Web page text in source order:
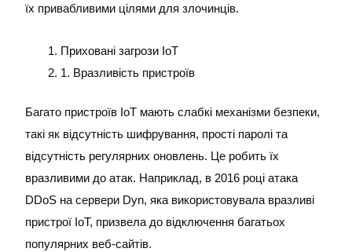
їх привабливими цілями для злочинців.
Приховані загрози IoT
1. Вразливість пристроїв
Багато пристроїв IoT мають слабкі механізми безпеки,
такі як відсутність шифрування, прості паролі та
відсутність регулярних оновлень. Це робить їх
вразливими до атак. Наприклад, в 2016 році атака
DDoS на сервери Dyn, яка використовувала вразливі
пристрої IoT, призвела до відключення багатьох
популярних веб-сайтів.